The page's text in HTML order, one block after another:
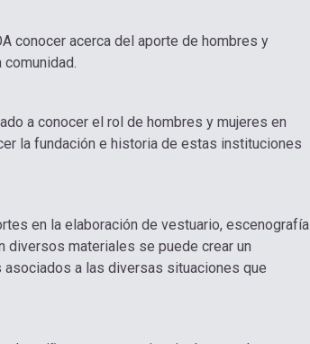
conocer acerca del aporte de hombres y
a conocer el rol de hombres y mujeres en
la fundación e historia de estas instituciones
en la elaboración de vestuario, escenografía
diversos materiales se puede crear un
asociados a las diversas situaciones que